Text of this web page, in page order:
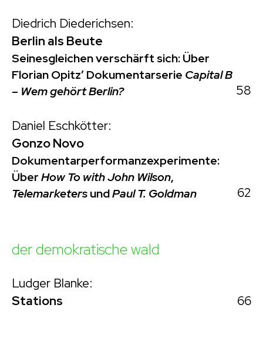
Diedrich Diederichsen:
Berlin als Beute
Seinesgleichen verschärft sich: Über
Florian Opitz’ Dokumentarserie Capital B
– Wem gehört Berlin?
58
Daniel Eschkötter:
Gonzo Novo
Dokumentarperformanzexperimente:
ÜberHow To with John Wilson,
TelemarketersundPaul T. Goldman 62
der demokratische wald
Ludger Blanke:
Stations
66